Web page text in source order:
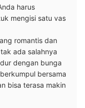
harus
mengisi satu vas
romantis dan
ada salahnya
dengan bunga
bersama
bisa terasa makin